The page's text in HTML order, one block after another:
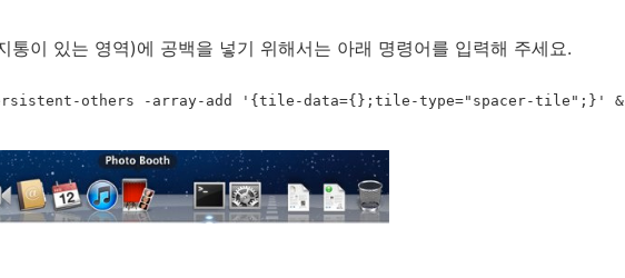
통이 있는 영역)에 공백을 넣기 위해서는 아래 명령어를 입력해 주세요.
others -array-add '{tile-data={};​tile-type="spacer-tile";}' &